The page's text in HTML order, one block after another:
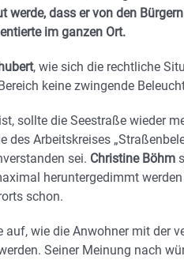
werde, dass er von den
im ganzen Ort.
, wie sich die rechtliche
keine zwingende
sollte die Seestraße wieder
des Arbeitskreises
sei. Christine Böhm
heruntergedimmt
schon.
wie die Anwohner mit der
Seiner Meinung nach